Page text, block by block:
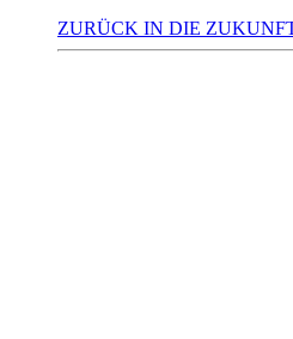
ZURÜCK IN DIE